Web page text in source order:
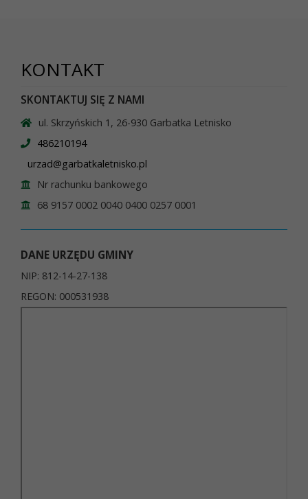
KONTAKT
SKONTAKTUJ SIĘ Z NAMI
ul. Skrzyńskich 1, 26-930 Garbatka Letnisko
486210194
urzad@garbatkaletnisko.pl
Nr rachunku bankowego
68 9157 0002 0040 0400 0257 0001
DANE URZĘDU GMINY
NIP: 812-14-27-138
REGON: 000531938